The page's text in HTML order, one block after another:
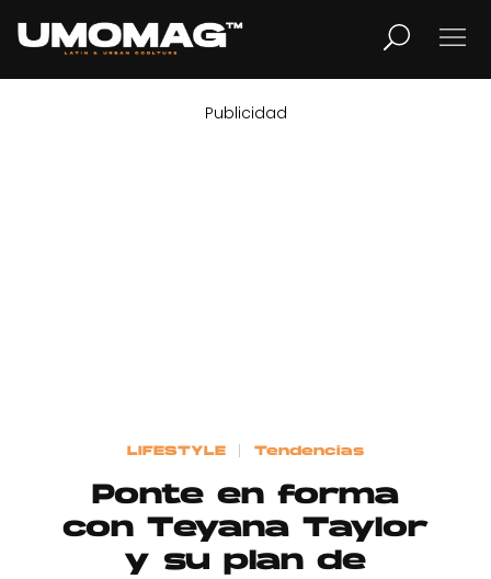
LIFESTYLE
Contacto
Publicidad
LIFESTYLE Tendencias
Ponte en forma
con Teyana Taylor
y su plan de